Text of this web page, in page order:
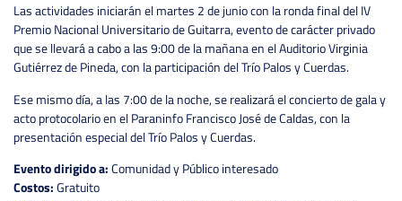
Las actividades iniciarán el martes 2 de junio con la ronda final del IV
Premio Nacional Universitario de Guitarra, evento de carácter privado
que se llevará a cabo a las 9:00 de la mañana en el Auditorio Virginia
Gutiérrez de Pineda, con la participación del Trío Palos y Cuerdas.
Ese mismo día, a las 7:00 de la noche, se realizará el concierto de gala y
acto protocolario en el Paraninfo Francisco José de Caldas, con la
presentación especial del Trío Palos y Cuerdas.
Evento dirigido a:Comunidad y Público interesado
Costos:Gratuito